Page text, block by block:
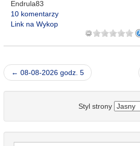
Endrula83
10 komentarzy
Link na Wykop
← 08-08-2026 godz. 5
Styl strony